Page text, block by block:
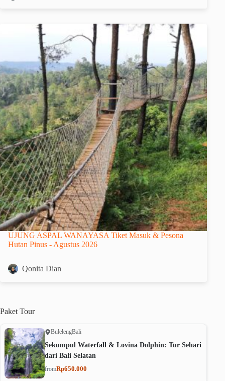
UJUNG ASPAL WANAYASA Tiket Masuk & Pesona
Hutan Pinus - Agustus 2026
Qonita Dian
Paket Tour
BulelengBali
Sekumpul Waterfall & Lovina Dolphin: Tur Sehari
dari Bali Selatan
fromRp650.000